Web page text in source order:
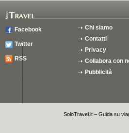
Facebook
Twitter
RSS
Chi siamo
Contatti
Privacy
Collabora con
Pubblicità
SoloTravel.it – Guida su